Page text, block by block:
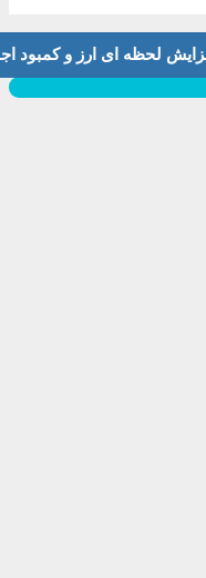
ای ارز و کمبود اجناس لطفا موجودی